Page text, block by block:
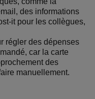
des informations
it pour les collègues,
régler des dépenses
car la carte
des
manuellement.